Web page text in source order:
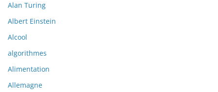
Alan Turing
Albert Einstein
Alcool
algorithmes
Alimentation
Allemagne